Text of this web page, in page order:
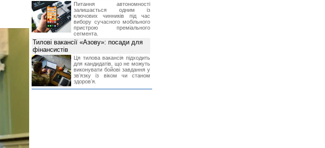
Питання автономності
залишається одним із
ключових чинників під час
вибору сучасного мобільного
пристрою преміального
сегмента.
Тилові вакансії «Азову»: посади для
фінансистів
Ця тилова вакансія підходить
для кандидатів, що не можуть
виконувати бойові завдання у
звʼязку із віком чи станом
здоровʼя.